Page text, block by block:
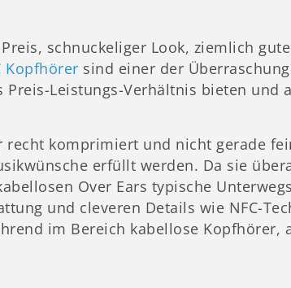
schnuckeliger Look, ziemlich
Kopfhörer sind einer der
Preis-Leistungs-Verhältnis bieten und
recht komprimiert und nicht gerade
erfüllt werden. Da sie
Over Ears typische
und cleveren Details wie NFC-
im Bereich kabellose Kopfhörer,